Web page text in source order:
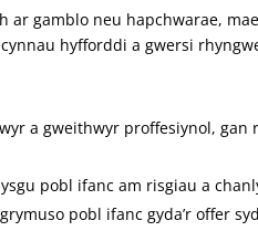
gamblo neu hapchwarae,
hyfforddi a gwersi
a gweithwyr proffesiynol, gan
pobl ifanc am risgiau a
pobl ifanc gyda’r offer